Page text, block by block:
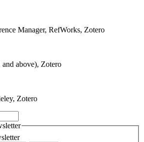
Manager, RefWorks, Zotero
above), Zotero
Zotero